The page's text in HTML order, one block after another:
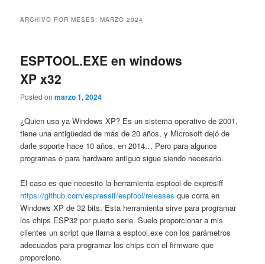
ARCHIVO POR MESES:MARZO 2024
ESPTOOL.EXE en windows
XP x32
Posted onmarzo 1, 2024
¿Quien usa ya Windows XP? Es un sistema operativo de 2001,
tiene una antigüedad de más de 20 años, y Microsoft dejó de
darle soporte hace 10 años, en 2014… Pero para algunos
programas o para hardware antiguo sigue siendo necesario.
El caso es que necesito la herramienta esptool de expresiff
https://github.com/espressif/esptool/releases que corra en
Windows XP de 32 bits. Esta herramienta sirve para programar
los chips ESP32 por puerto serie. Suelo proporcionar a mis
clientes un script que llama a esptool.exe con los parámetros
adecuados para programar los chips con el firmware que
proporciono.